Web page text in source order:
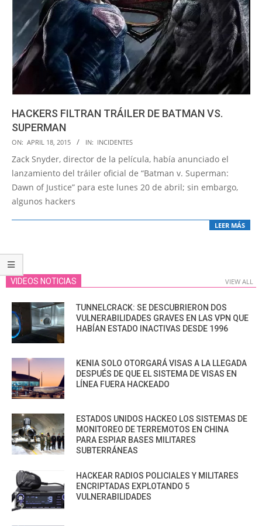
HACKERS FILTRAN TRÁILER DE BATMAN VS.
SUPERMAN
2015-
04-
18
ON: APRIL 18, 2015 IN: INCIDENTES
Zack Snyder, director de la película, había anunciado el
lanzamiento del tráiler oficial de “Batman v. Superman:
Dawn of Justice” para este lunes 20 de abril; sin embargo,
algunos hackers
LEER MÁS
VIDEOS NOTICIAS VIEW ALL
TUNNELCRACK: SE DESCUBRIERON DOS
VULNERABILIDADES GRAVES EN LAS VPN QUE
HABÍAN ESTADO INACTIVAS DESDE 1996
KENIA SOLO OTORGARÁ VISAS A LA LLEGADA
DESPUÉS DE QUE EL SISTEMA DE VISAS EN
LÍNEA FUERA HACKEADO
ESTADOS UNIDOS HACKEO LOS SISTEMAS DE
MONITOREO DE TERREMOTOS EN CHINA
PARA ESPIAR BASES MILITARES
SUBTERRÁNEAS
HACKEAR RADIOS POLICIALES Y MILITARES
ENCRIPTADAS EXPLOTANDO 5
VULNERABILIDADES